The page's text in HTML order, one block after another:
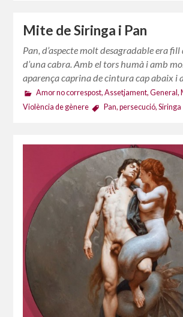
Mite de Siringa i Pan
Pan, d’aspecte molt desagradable era fill
d’una cabra. Amb el tors humà i amb
aparença caprina de cintura cap abaix i
Amor no correspost, Assetjament, General ,
Violència de gènere
Pan, persecució, Siringa